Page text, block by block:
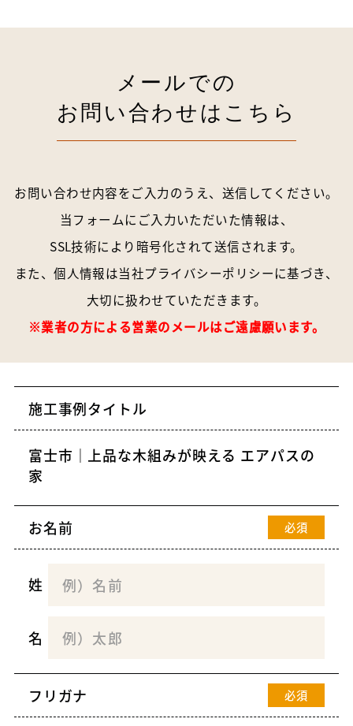
メールでの
お問い合わせはこちら
お問い合わせ内容をご入力のうえ、送信してください。
当フォームにご入力いただいた情報は、
SSL技術により暗号化されて送信されます。
また、個人情報は当社プライバシーポリシーに基づき、
大切に扱わせていただきます。
※業者の方による営業のメールはご遠慮願います。
施工事例タイトル
お名前 必須
姓
名
フリガナ 必須